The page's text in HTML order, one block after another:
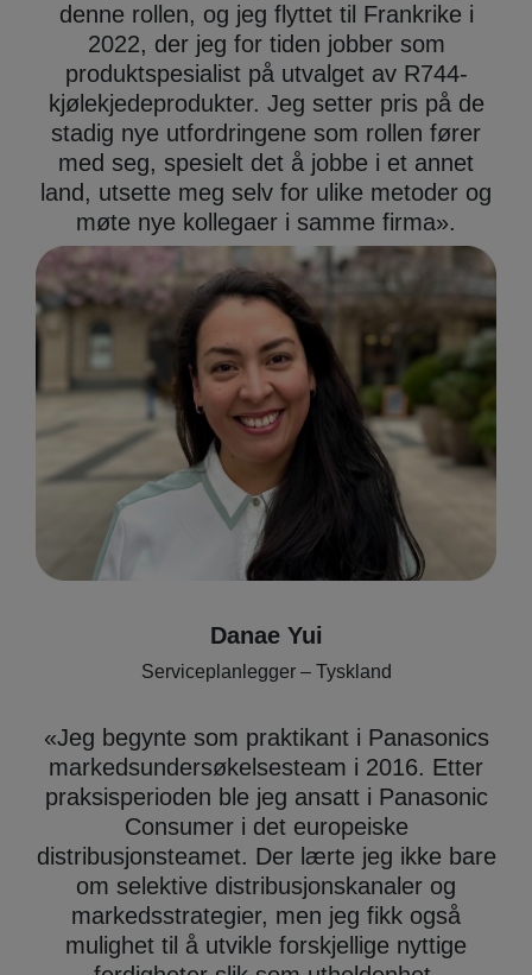
denne rollen, og jeg flyttet til Frankrike i
2022, der jeg for tiden jobber som
produktspesialist på utvalget av R744-
kjølekjedeprodukter. Jeg setter pris på de
stadig nye utfordringene som rollen fører
med seg, spesielt det å jobbe i et annet
land, utsette meg selv for ulike metoder og
møte nye kollegaer i samme firma».
Danae Yui
Serviceplanlegger – Tyskland
«Jeg begynte som praktikant i Panasonics
markedsundersøkelsesteam i 2016. Etter
praksisperioden ble jeg ansatt i Panasonic
Consumer i det europeiske
distribusjonsteamet. Der lærte jeg ikke bare
om selektive distribusjonskanaler og
markedsstrategier, men jeg fikk også
mulighet til å utvikle forskjellige nyttige